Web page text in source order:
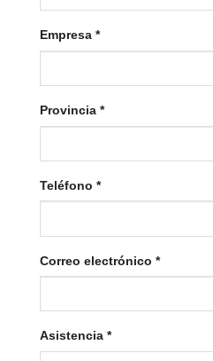
Empresa *
Provincia *
Teléfono *
Correo electrónico *
Asistencia *